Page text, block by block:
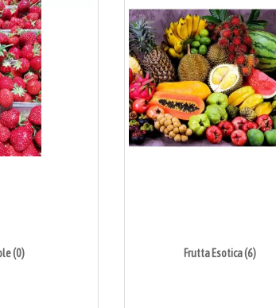
(0) Frutta Esotica (6)